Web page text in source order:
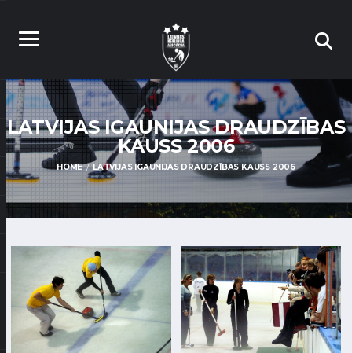
LATVIJAS IGAUNIJAS DRAUDZĪBAS
KAUSS 2006
HOME LATVIJAS IGAUNIJAS DRAUDZĪBAS KAUSS 2006